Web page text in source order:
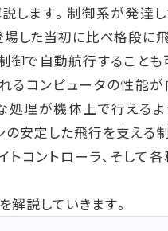
します。制御系が発達し
場した当初に比べ格段に
御で自動航行することも
るコンピュータの性能が
処理が機体上で行える
の安定した飛行を支える
トコントローラ、そして
解説していきます。